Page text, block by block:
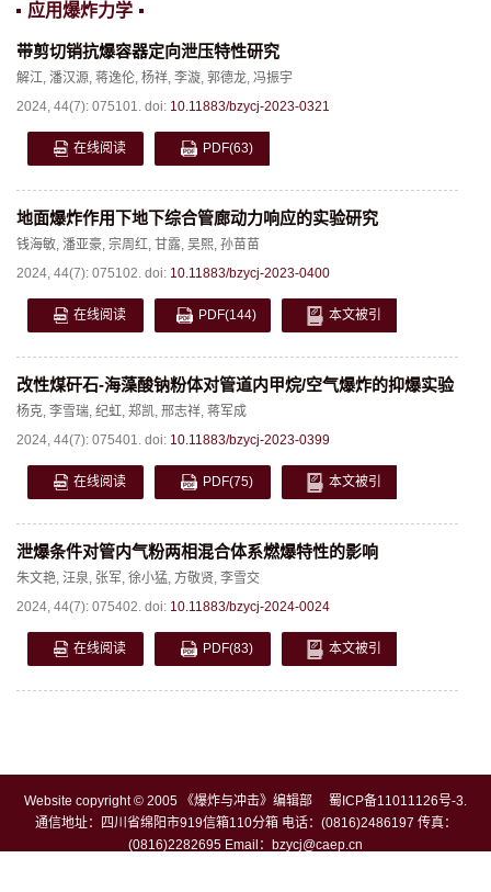
应用爆炸力学
带剪切销抗爆容器定向泄压特性研究
解江, 潘汉源, 蒋逸伦, 杨祥, 李漩, 郭德龙, 冯振宇
2024, 44(7): 075101. doi: 10.11883/bzycj-2023-0321
在线阅读 PDF(63)
地面爆炸作用下地下综合管廊动力响应的实验研究
钱海敏, 潘亚豪, 宗周红, 甘露, 吴熙, 孙苗苗
2024, 44(7): 075102. doi: 10.11883/bzycj-2023-0400
在线阅读 PDF(144) 本文被引
改性煤矸石-海藻酸钠粉体对管道内甲烷/空气爆炸的抑爆实验
杨克, 李雪瑞, 纪虹, 郑凯, 邢志祥, 蒋军成
2024, 44(7): 075401. doi: 10.11883/bzycj-2023-0399
在线阅读 PDF(75) 本文被引
泄爆条件对管内气粉两相混合体系燃爆特性的影响
朱文艳, 汪泉, 张军, 徐小猛, 方敬贤, 李雪交
2024, 44(7): 075402. doi: 10.11883/bzycj-2024-0024
在线阅读 PDF(83) 本文被引
Website copyright © 2005 《爆炸与冲击》编辑部 蜀ICP备11011126号-3.
通信地址：四川省绵阳市919信箱110分箱 电话：(0816)2486197 传真：
(0816)2282695 Email： bzycj@caep.cn